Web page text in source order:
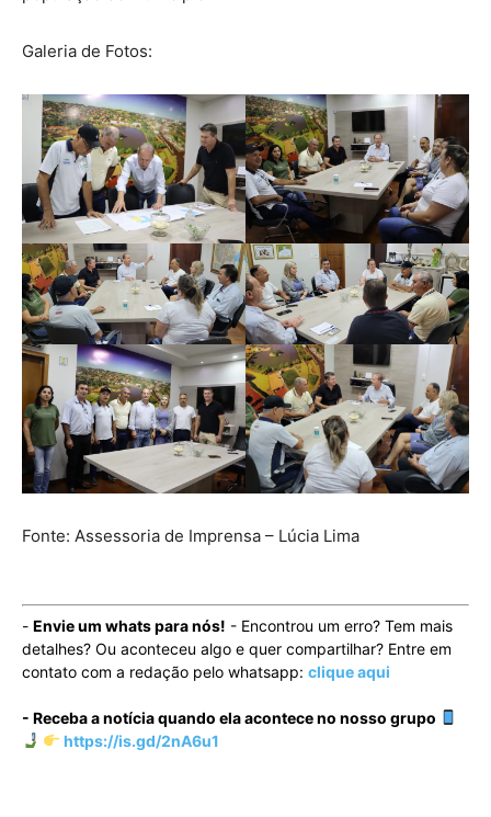
Galeria de Fotos:
Fonte: Assessoria de Imprensa – Lúcia Lima
- Envie um whats para nós! - Encontrou um erro? Tem mais
detalhes? Ou aconteceu algo e quer compartilhar? Entre em
contato com a redação pelo whatsapp: clique aqui
- Receba a notícia quando ela acontece no nosso grupo
https://is.gd/2nA6u1